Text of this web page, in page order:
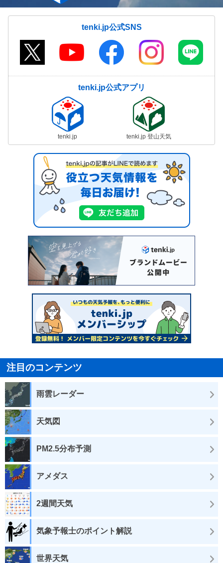
tenki.jp公式SNS
tenki.jp公式アプリ
tenki.jp tenki.jp 登山天気
注目のコンテンツ
雨雲レーダー
天気図
PM2.5分布予測
アメダス
2週間天気
気象予報士のポイント解説
世界天気